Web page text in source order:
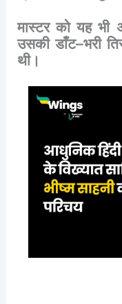
मास्टर को यह भी
उसकी डाँट–भरी
थी।